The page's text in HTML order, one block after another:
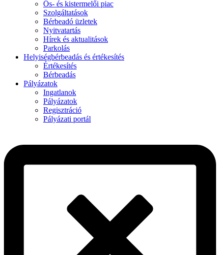
Ős- és kistermelői piac
Szolgáltatások
Bérbeadó üzletek
Nyitvatartás
Hírek és aktualitások
Parkolás
Helyiségbérbeadás és értékesítés
Értékesítés
Bérbeadás
Pályázatok
Ingatlanok
Pályázatok
Regisztráció
Pályázati portál